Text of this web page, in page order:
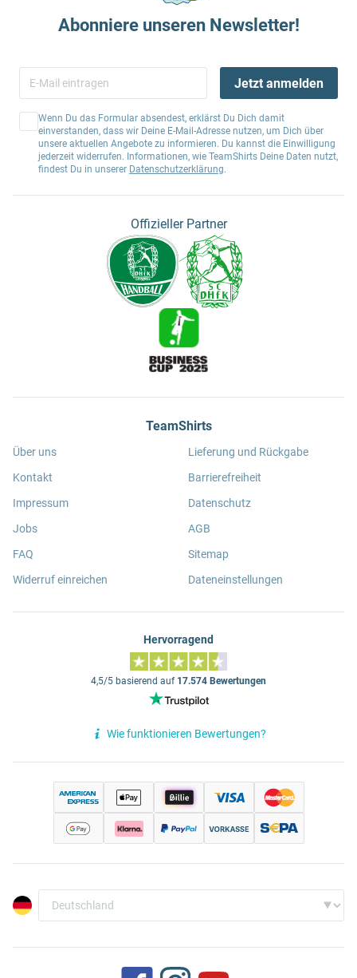
Abonniere unseren Newsletter!
Jetzt anmelden
Wenn Du das Formular absendest, erklärst Du Dich damit
einverstanden, dass wir Deine E-Mail-Adresse nutzen, um Dich über
unsere aktuellen Angebote zu informieren. Du kannst die Einwilligung
jederzeit widerrufen. Informationen, wie TeamShirts Deine Daten nutzt,
findest Du in unserer Datenschutzerklärung.
Offizieller Partner
TeamShirts
Über uns
Kontakt
Impressum
Jobs
FAQ
Widerruf einreichen
Lieferung und Rückgabe
Barrierefreiheit
Datenschutz
AGB
Sitemap
Dateneinstellungen
Hervorragend
4,5/5 basierend auf 17.574 Bewertungen
Wie funktionieren Bewertungen?